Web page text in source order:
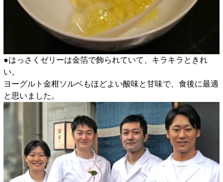
●はっさくゼリーは金箔で飾られていて、キラキラときれ
い。
ヨーグルト金柑ソルベもほどよい酸味と甘味で、食後に最適
と思いました。